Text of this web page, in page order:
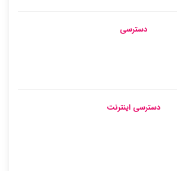
دسترسی
دسترسی اینترنت